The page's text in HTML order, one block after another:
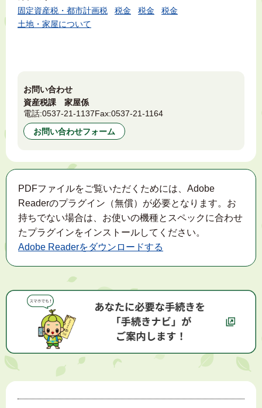
固定資産税・都市計画税
税金 税金
税金
土地・家屋について
お問い合わせ
資産税課 家屋係
電話:0537-21-1137Fax:0537-21-1164
お問い合わせフォーム
PDFファイルをご覧いただくためには、Adobe
Readerのプラグイン（無償）が必要となります。お
持ちでない場合は、お使いの機種とスペックに合わせ
たプラグインをインストールしてください。
Adobe Readerをダウンロードする